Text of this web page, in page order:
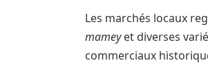
Les marchés locaux
mameyet diverses
commerciaux